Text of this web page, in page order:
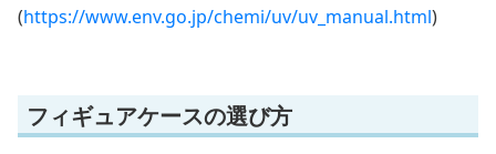
(https://www.env.go.jp/chemi/uv/uv_manual.html)
フィギュアケースの選び方